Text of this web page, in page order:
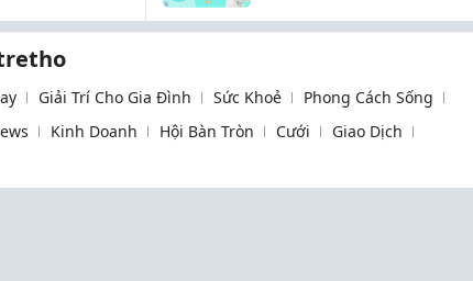
Giải Trí Cho Gia Đình Sức Khoẻ
Phong Cách Sống
Kinh Doanh Hội Bàn Tròn Cưới
Giao Dịch